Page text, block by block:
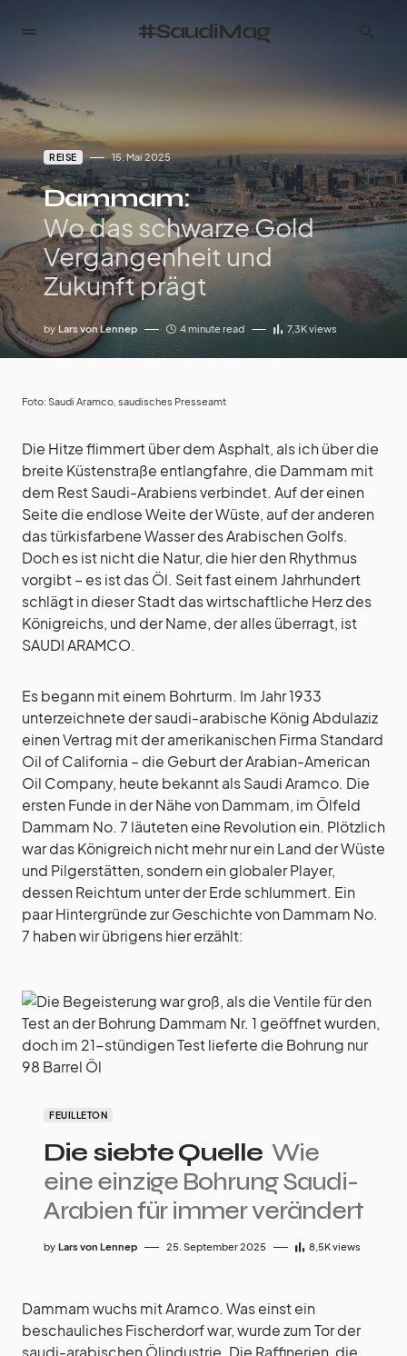
#SaudiMag
REISE 15. Mai 2025
Dammam:
Wo das schwarze Gold
Vergangenheit und
Zukunft prägt
by Lars von Lennep 4 minute read 7,3Kviews
Foto: Saudi Aramco, saudisches Presseamt
Die Hitze flimmert über dem Asphalt, als ich über die
breite Küstenstraße entlangfahre, die Dammam mit
dem Rest Saudi-Arabiens verbindet. Auf der einen
Seite die endlose Weite der Wüste, auf der anderen
das türkisfarbene Wasser des Arabischen Golfs.
Doch es ist nicht die Natur, die hier den Rhythmus
vorgibt – es ist das Öl. Seit fast einem Jahrhundert
schlägt in dieser Stadt das wirtschaftliche Herz des
Königreichs, und der Name, der alles überragt, ist
SAUDI ARAMCO.
Es begann mit einem Bohrturm. Im Jahr 1933
unterzeichnete der saudi-arabische König Abdulaziz
einen Vertrag mit der amerikanischen Firma Standard
Oil of California – die Geburt der Arabian-American
Oil Company, heute bekannt als Saudi Aramco. Die
ersten Funde in der Nähe von Dammam, im Ölfeld
Dammam No. 7 läuteten eine Revolution ein. Plötzlich
war das Königreich nicht mehr nur ein Land der Wüste
und Pilgerstätten, sondern ein globaler Player,
dessen Reichtum unter der Erde schlummert. Ein
paar Hintergründe zur Geschichte von Dammam No.
7 haben wir übrigens hier erzählt:
FEUILLETON
Die siebte Quelle Wie
eine einzige Bohrung Saudi-
Arabien für immer verändert
by Lars von Lennep 25. September 2025 8,5Kviews
Dammam wuchs mit Aramco. Was einst ein
beschauliches Fischerdorf war, wurde zum Tor der
saudi-arabischen Ölindustrie. Die Raffinerien, die